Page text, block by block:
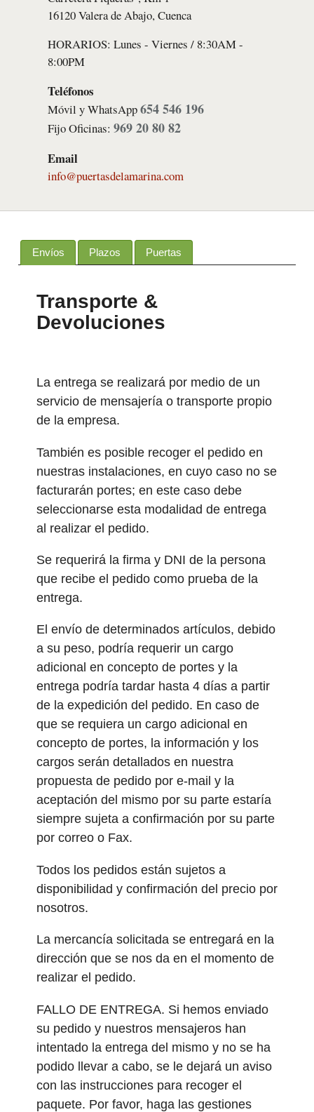
16120 Valera de Abajo, Cuenca
HORARIOS: Lunes - Viernes / 8:30AM -
8:00PM
Teléfonos
Móvil y WhatsApp654 546 196
Fijo Oficinas:969 20 80 82
Email
info@puertasdelamarina.com
Envíos Plazos Puertas
Transporte &
Devoluciones
La entrega se realizará por medio de un
servicio de mensajería o transporte propio
de la empresa.
También es posible recoger el pedido en
nuestras instalaciones, en cuyo caso no se
facturarán portes; en este caso debe
seleccionarse esta modalidad de entrega
al realizar el pedido.
Se requerirá la firma y DNI de la persona
que recibe el pedido como prueba de la
entrega.
El envío de determinados artículos, debido
a su peso, podría requerir un cargo
adicional en concepto de portes y la
entrega podría tardar hasta 4 días a partir
de la expedición del pedido. En caso de
que se requiera un cargo adicional en
concepto de portes, la información y los
cargos serán detallados en nuestra
propuesta de pedido por e-mail y la
aceptación del mismo por su parte estaría
siempre sujeta a confirmación por su parte
por correo o Fax.
Todos los pedidos están sujetos a
disponibilidad y confirmación del precio por
nosotros.
La mercancía solicitada se entregará en la
dirección que se nos da en el momento de
realizar el pedido.
FALLO DE ENTREGA. Si hemos enviado
su pedido y nuestros mensajeros han
intentado la entrega del mismo y no se ha
podido llevar a cabo, se le dejará un aviso
con las instrucciones para recoger el
paquete. Por favor, haga las gestiones